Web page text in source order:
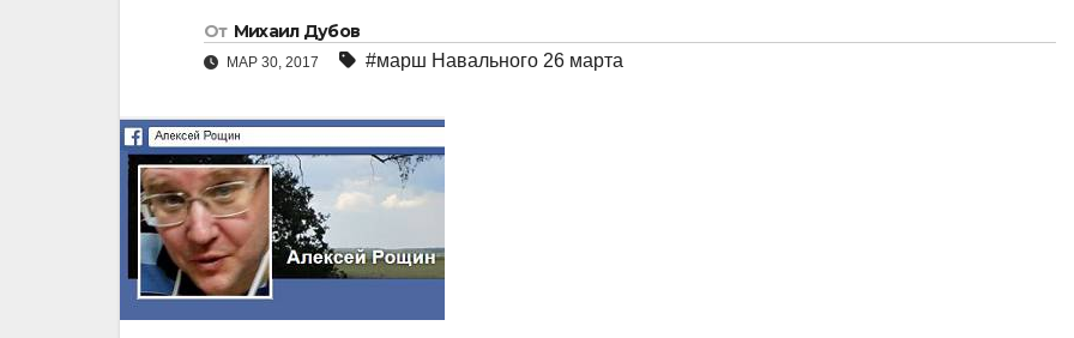
От Михаил Дубов
МАР 30, 2017 #марш Навального 26 марта